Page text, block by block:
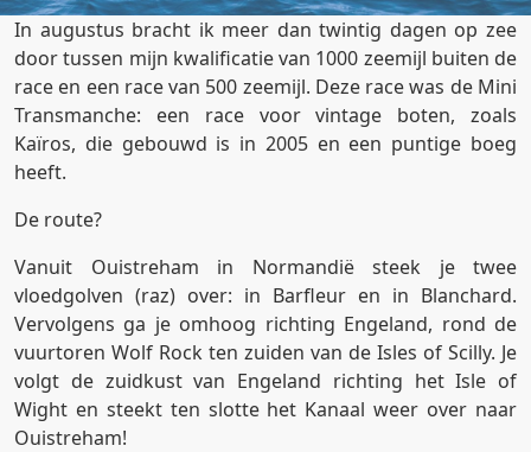
In augustus bracht ik meer dan twintig dagen op zee
door tussen mijn kwalificatie van 1000 zeemijl buiten de
race en een race van 500 zeemijl. Deze race was de Mini
Transmanche: een race voor vintage boten, zoals
Kaïros, die gebouwd is in 2005 en een puntige boeg
heeft.
De route?
Vanuit Ouistreham in Normandië steek je twee
vloedgolven (raz) over: in Barfleur en in Blanchard.
Vervolgens ga je omhoog richting Engeland, rond de
vuurtoren Wolf Rock ten zuiden van de Isles of Scilly. Je
volgt de zuidkust van Engeland richting het Isle of
Wight en steekt ten slotte het Kanaal weer over naar
Ouistreham!